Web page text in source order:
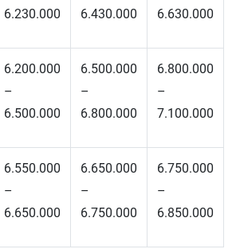
6.230.000
6.430.000
6.630.000
6.200.000
–
6.500.000
6.500.000
–
6.800.000
6.800.000
–
7.100.000
6.550.000
–
6.650.000
6.650.000
–
6.750.000
6.750.000
–
6.850.000